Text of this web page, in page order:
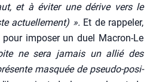
et à évi­ter une dérive vers le
actuel­le­ment) ». Et de rap­pe­ler,
impo­ser un duel Macron-Le
ne sera jamais un allié des
mas­quée de pseu­do-posi­